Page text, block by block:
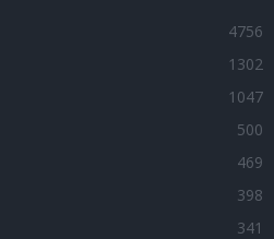
4756
1302
1047
500
469
398
341